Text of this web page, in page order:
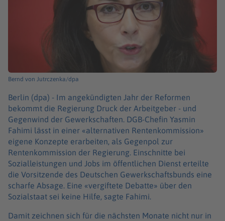
Bernd von Jutrczenka/dpa
Berlin (dpa) - Im angekündigten Jahr der Reformen
bekommt die Regierung Druck der Arbeitgeber - und
Gegenwind der Gewerkschaften. DGB-Chefin Yasmin
Fahimi lässt in einer «alternativen Rentenkommission»
eigene Konzepte erarbeiten, als Gegenpol zur
Rentenkommission der Regierung. Einschnitte bei
Sozialleistungen und Jobs im öffentlichen Dienst erteilte
die Vorsitzende des Deutschen Gewerkschaftsbunds eine
scharfe Absage. Eine «vergiftete Debatte» über den
Sozialstaat sei keine Hilfe, sagte Fahimi.
Damit zeichnen sich für die nächsten Monate nicht nur in